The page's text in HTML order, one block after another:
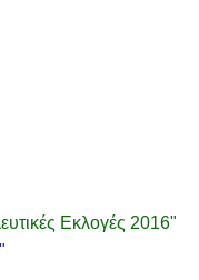
Εκλογές 2016"